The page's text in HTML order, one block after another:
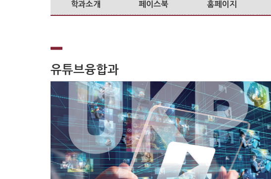
학과소개 페이스북 홈페이지
유튜브융합과